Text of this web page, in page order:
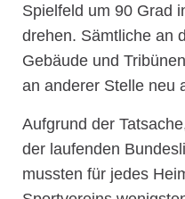
Spielfeld um 90 Grad
drehen. Sämtliche an
Gebäude und
an anderer Stelle neu
Aufgrund der
der laufenden
mussten für jedes